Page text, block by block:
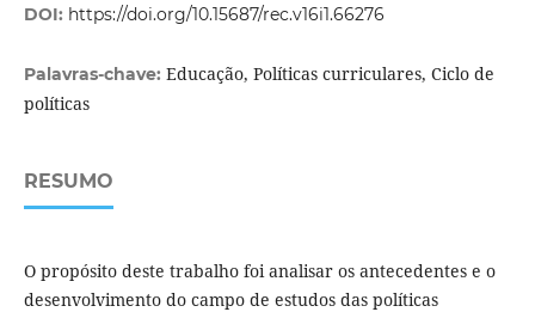
DOI: https://doi.org/10.15687/rec.v16i1.66276
Palavras-chave: Educação, Políticas curriculares, Ciclo de
políticas
RESUMO
O propósito deste trabalho foi analisar os antecedentes e o
desenvolvimento do campo de estudos das políticas